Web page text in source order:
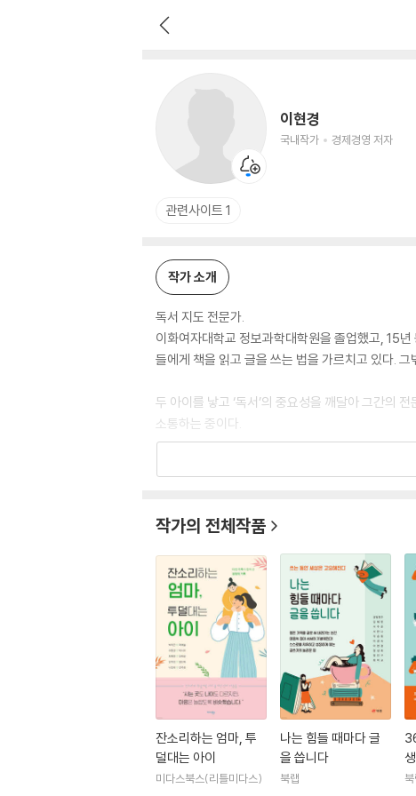
이현경
국내작가 경제경영 저자
관련사이트 1
작가 소개
독서 지도 전문가.
이화여자대학교 정보과학대학원을 졸업했고, 15
들에게 책을 읽고 글을 쓰는 법을 가르치고 있다.
두 아이를 낳고 ‘독서’의 중요성을 깨달아 그간의
소통하는 중이다.
초등 시기는 아이의 독서 습관을 세우는 중요한
교육 업체에서 근무를 하다가 결혼을 한 후 독서
일을 하며, 엄마와 아이가 함께 하는 독서습관을 만
엄마표 문해력, 책과 함께하는 가족문화를 실천하
으면 학습 능력이 좋은 뿐만 아니라 상황을 판단
와 시간을 많이 보내기 때문에 엄마가 자연스럽게
갖춘 아이는 다른 사람의 노력이나 아픔을 이해할
생각글방 독서논술과 생각글방 글쓰기연구소 대
상 100점 받는 아이의 독서법』,『엄마표 문해력 수
작가의 전체작품
잔소리하는 엄마, 투
덜대는 아이
미다스북스(리틀미다스)
나는 힘들 때마다 글
을 씁니다
북랩
생
북